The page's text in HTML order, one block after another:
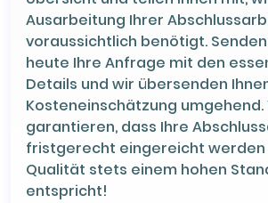
Ausarbeitung Ihrer
voraussichtlich benötigt. Senden
heute Ihre Anfrage mit den
Details und wir übersenden
Kosteneinschätzung umgehend.
garantieren, dass Ihre
fristgerecht eingereicht werden
Qualität stets einem hohen
entspricht!